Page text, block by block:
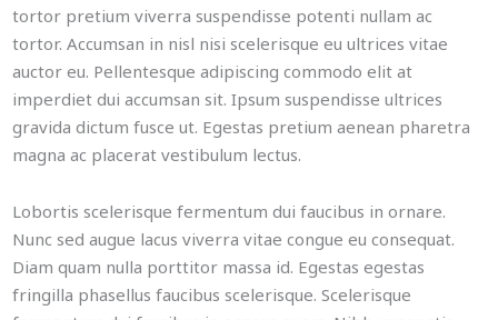
tortor pretium viverra suspendisse potenti nullam ac
tortor. Accumsan in nisl nisi scelerisque eu ultrices vitae
auctor eu. Pellentesque adipiscing commodo elit at
imperdiet dui accumsan sit. Ipsum suspendisse ultrices
gravida dictum fusce ut. Egestas pretium aenean pharetra
magna ac placerat vestibulum lectus.
Lobortis scelerisque fermentum dui faucibus in ornare.
Nunc sed augue lacus viverra vitae congue eu consequat.
Diam quam nulla porttitor massa id. Egestas egestas
fringilla phasellus faucibus scelerisque. Scelerisque